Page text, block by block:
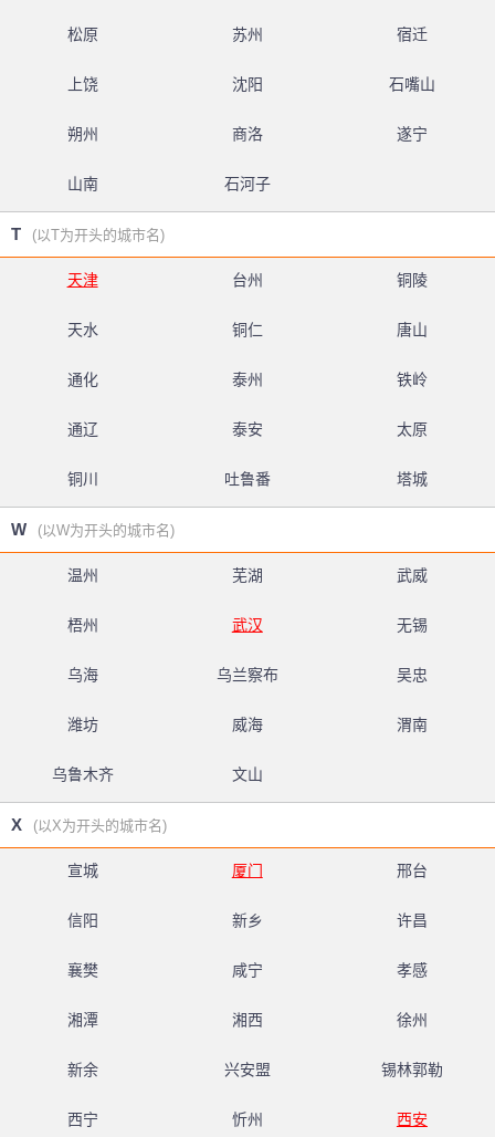
松原 苏州 宿迁
上饶 沈阳 石嘴山
朔州 商洛 遂宁
山南 石河子
T (以T为开头的城市名)
天津 台州 铜陵
天水 铜仁 唐山
通化 泰州 铁岭
通辽 泰安 太原
铜川 吐鲁番 塔城
W (以W为开头的城市名)
温州 芜湖 武威
梧州 武汉 无锡
乌海 乌兰察布 吴忠
潍坊 威海 渭南
乌鲁木齐 文山
X (以X为开头的城市名)
宣城 厦门 邢台
信阳 新乡 许昌
襄樊 咸宁 孝感
湘潭 湘西 徐州
新余 兴安盟 锡林郭勒
西宁 忻州 西安